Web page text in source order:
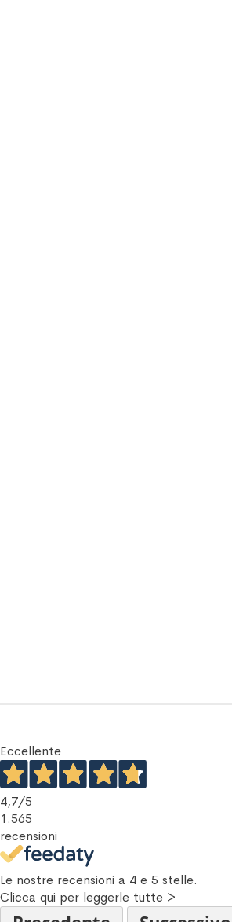
Eccellente
4,7/5
1.565
recensioni
Le nostre recensioni a 4 e 5 stelle.
Clicca qui per leggerle tutte >